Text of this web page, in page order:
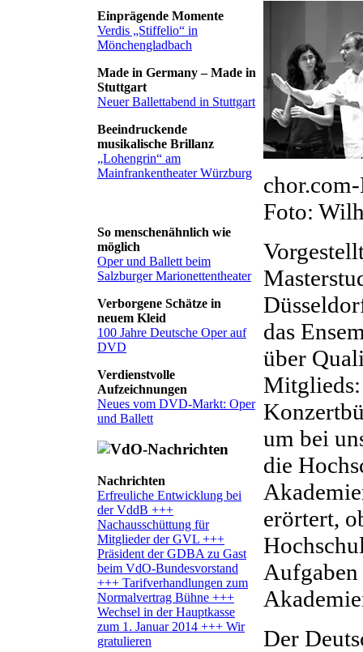
Einprägende Momente
Verdis „Stiffelio“ in
Mönchengladbach
Made in Germany – Made in
Stuttgart
Neuer Ballettabend in Stuttgart
Beeindruckende
musikalische Brillanz
„Lohengrin“ am
Mainfrankentheater Würzburg
So menschenähnlich wie
möglich
Oper und Ballett beim
Salzburger Marionettentheater
Verborgene Schätze in
neuem Kleid
100 Jahre Deutsche Oper auf
DVD
Verdienstvolle
Aufzeichnungen
Neues vom DVD-Markt: Oper
und Ballett
Nachrichten
Erfreuliche Entwicklung bei
der VddB +++
Nachausschüttung für
Mitglieder der GVL +++
Präsident der GDBA zu Gast
beim VdO-Bundesvorstand
+++ Tarifverhandlungen zum
Normalvertrag Bühne +++
Wechsel in der Hauptkasse
zum 1. Januar 2014 +++ Wir
gratulieren
Foto:
das
über
Mitglieds:
um bei
die
erörtert,
Der